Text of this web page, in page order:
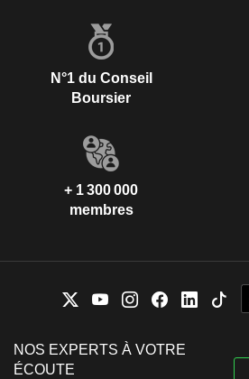
N°1 du Conseil
Boursier
+ 1 300 000
membres
NOS EXPERTS À VOTRE
ÉCOUTE